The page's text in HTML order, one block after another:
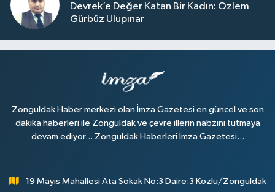
Devrek’e Değer Katan Bir Kadın: Özlem
Gürbüz Ulupınar
Zonguldak Haber merkezi olan İmza Gazetesi en güncel ve son
dakika haberleri ile Zonguldak ve çevre illerin nabzını tutmaya
devam ediyor... Zonguldak Haberleri İmza Gazetesi...
19 Mayıs Mahallesi Ata Sokak No:3 Daire:3 Kozlu/Zonguldak